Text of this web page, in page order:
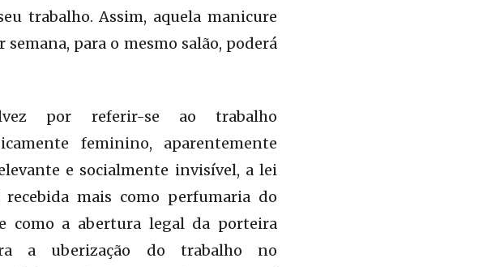
trabalho. Assim, aquela manicure
para o mesmo salão, poderá
por referir-se ao trabalho
feminino, aparentemente
e socialmente invisível, a lei
mais como perfumaria do
como a abertura legal da porteira
a uberização do trabalho no